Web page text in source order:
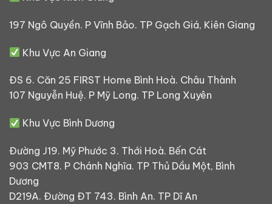
197 Ngô Quyền. P Vĩnh Bảo. TP Gạch Giá, Kiên Giang
Khu Vực An Giang
ĐS 6. Căn 25 FIRST Home Bình Hoà. Châu Thành
107 Nguyễn Huệ. P Mỹ Long. TP Long Xuyên
Khu Vực Bình Dương
Đường J19. Mỹ Phước 3. Thới Hoà. Bến Cát
903 CMT8. P Chánh Nghĩa. TP Thủ Dầu Một, Bình
Dương
D219A. Đường ĐT 743. Bình An. TP Dĩ An